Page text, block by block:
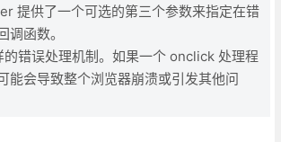
提供了一个可选的第三个参数来指定在错
调函数。
错误处理机制。如果一个 onclick 处理程
能会导致整个浏览器崩溃或引发其他问